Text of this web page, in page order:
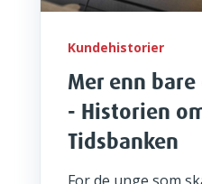
Kundehistorier
Mer enn
- Historien
Tidsbanken